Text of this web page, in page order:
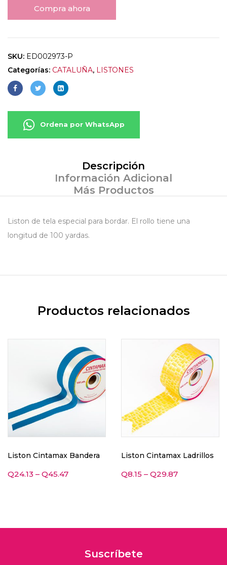
Compra ahora
SKU: ED002973-P
Categorías: CATALUÑA, LISTONES
Ordena por WhatsApp
Descripción
Información Adicional
Más Productos
Liston de tela especial para bordar. El rollo tiene una
longitud de 100 yardas.
Productos relacionados
Liston Cintamax Bandera
Q24.13 – Q45.47
Liston Cintamax Ladrillos
Q8.15 – Q29.87
Suscríbete